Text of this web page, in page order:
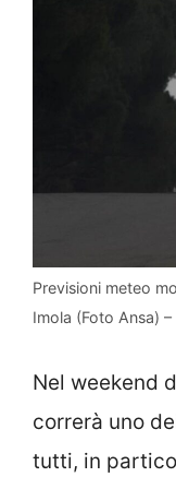
Previsioni meteo
Imola (Foto Ansa)
Nel weekend
correrà uno
tutti, in